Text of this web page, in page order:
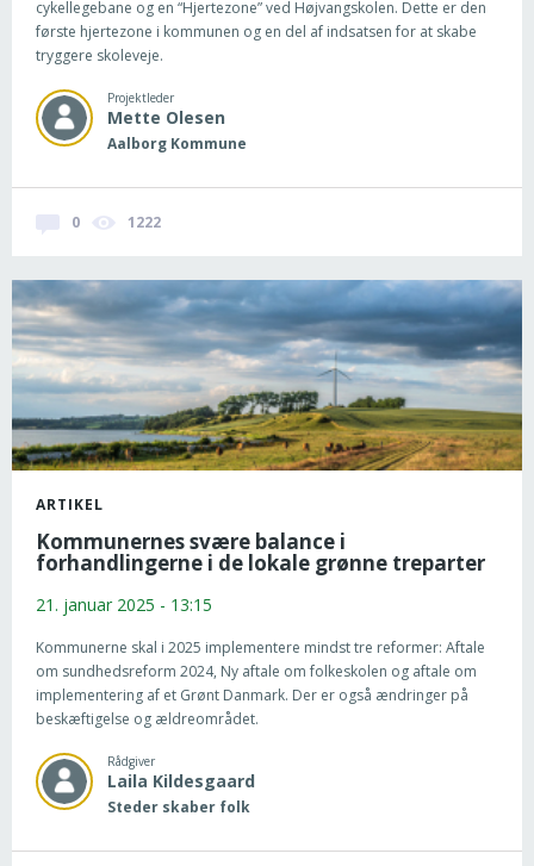
cykellegebane og en “Hjertezone” ved Højvangskolen. Dette er den
første hjertezone i kommunen og en del af indsatsen for at skabe
tryggere skoleveje.
Projektleder
Mette Olesen
Aalborg Kommune
0 1222
ARTIKEL
Kommunernes svære balance i
forhandlingerne i de lokale grønne treparter
21. januar 2025 - 13:15
Kommunerne skal i 2025 implementere mindst tre reformer: Aftale
om sundhedsreform 2024, Ny aftale om folkeskolen og aftale om
implementering af et Grønt Danmark. Der er også ændringer på
beskæftigelse og ældreområdet.
Rådgiver
Laila Kildesgaard
Steder skaber folk